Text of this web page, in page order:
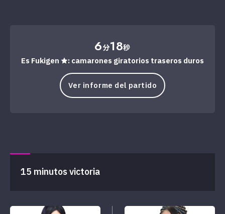
6分18秒
Es Fukigen ★: camarones giratorios traseros duros
Ver informe del partido
15 minutos victoria